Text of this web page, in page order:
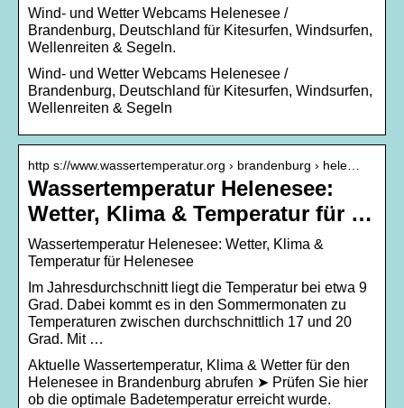
Wind- und Wetter Webcams Helenesee /
Brandenburg, Deutschland für Kitesurfen, Windsurfen,
Wellenreiten & Segeln.
Wind- und Wetter Webcams Helenesee /
Brandenburg, Deutschland für Kitesurfen, Windsurfen,
Wellenreiten & Segeln
http s://www.wassertemperatur.org › brandenburg › hele…
Wassertemperatur Helenesee:
Wetter, Klima & Temperatur für …
Wassertemperatur Helenesee: Wetter, Klima &
Temperatur für Helenesee
Im Jahresdurchschnitt liegt die Temperatur bei etwa 9
Grad. Dabei kommt es in den Sommermonaten zu
Temperaturen zwischen durchschnittlich 17 und 20
Grad. Mit …
Aktuelle Wassertemperatur, Klima & Wetter für den
Helenesee in Brandenburg abrufen ➤ Prüfen Sie hier
ob die optimale Badetemperatur erreicht wurde.